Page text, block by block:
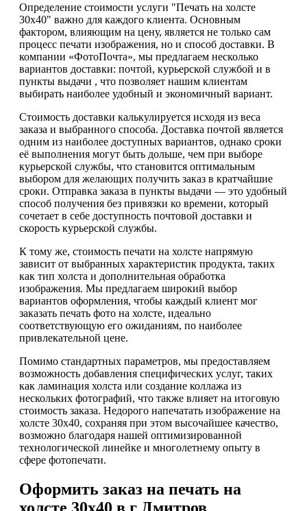
Определение стоимости услуги "Печать на холсте
30х40" важно для каждого клиента. Основным
фактором, влияющим на цену, является не только сам
процесс печати изображения, но и способ доставки. В
компании «ФотоПочта», мы предлагаем несколько
вариантов доставки: почтой, курьерской службой и в
пункты выдачи , что позволяет нашим клиентам
выбирать наиболее удобный и экономичный вариант.
Стоимость доставки калькулируется исходя из веса
заказа и выбранного способа. Доставка почтой является
одним из наиболее доступных вариантов, однако сроки
её выполнения могут быть дольше, чем при выборе
курьерской службы, что становится оптимальным
выбором для желающих получить заказ в кратчайшие
сроки. Отправка заказа в пункты выдачи — это удобный
способ получения без привязки ко времени, который
сочетает в себе доступность почтовой доставки и
скорость курьерской службы.
К тому же, стоимость печати на холсте напрямую
зависит от выбранных характеристик продукта, таких
как тип холста и дополнительная обработка
изображения. Мы предлагаем широкий выбор
вариантов оформления, чтобы каждый клиент мог
заказать печать фото на холсте, идеально
соответствующую его ожиданиям, по наиболее
привлекательной цене.
Помимо стандартных параметров, мы предоставляем
возможность добавления специфических услуг, таких
как ламинация холста или создание коллажа из
нескольких фотографий, что также влияет на итоговую
стоимость заказа. Недорого напечатать изображение на
холсте 30х40, сохраняя при этом высочайшее качество,
возможно благодаря нашей оптимизированной
технологической линейке и многолетнему опыту в
сфере фотопечати.
Оформить заказ на печать на